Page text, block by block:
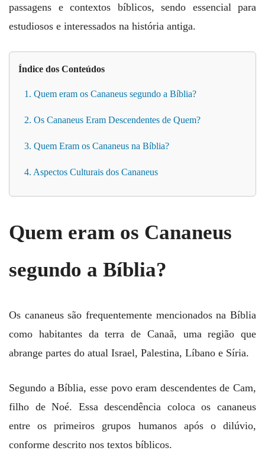
passagens e contextos bíblicos, sendo essencial para
estudiosos e interessados na história antiga.
Índice dos Conteúdos
1. Quem eram os Cananeus segundo a Bíblia?
2. Os Cananeus Eram Descendentes de Quem?
3. Quem Eram os Cananeus na Bíblia?
4. Aspectos Culturais dos Cananeus
Quem eram os Cananeus
segundo a Bíblia?
Os cananeus são frequentemente mencionados na Bíblia
como habitantes da terra de Canaã, uma região que
abrange partes do atual Israel, Palestina, Líbano e Síria.
Segundo a Bíblia, esse povo eram descendentes de Cam,
filho de Noé. Essa descendência coloca os cananeus
entre os primeiros grupos humanos após o dilúvio,
conforme descrito nos textos bíblicos.